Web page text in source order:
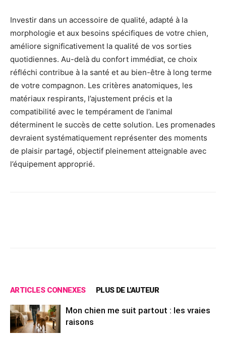
Investir dans un accessoire de qualité, adapté à la
morphologie et aux besoins spécifiques de votre chien,
améliore significativement la qualité de vos sorties
quotidiennes. Au-delà du confort immédiat, ce choix
réfléchi contribue à la santé et au bien-être à long terme
de votre compagnon. Les critères anatomiques, les
matériaux respirants, l’ajustement précis et la
compatibilité avec le tempérament de l’animal
déterminent le succès de cette solution. Les promenades
devraient systématiquement représenter des moments
de plaisir partagé, objectif pleinement atteignable avec
l’équipement approprié.
ARTICLES CONNEXES PLUS DE L'AUTEUR
Mon chien me suit partout : les vraies
raisons